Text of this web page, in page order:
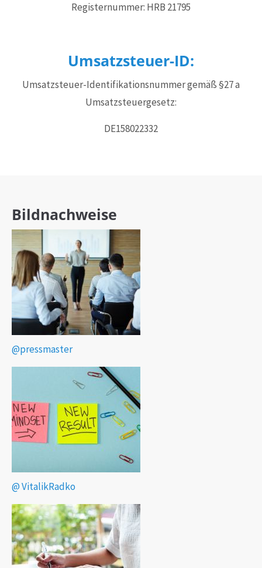
Registernummer: HRB 21795
Umsatzsteuer-ID:
Umsatzsteuer-Identifikationsnummer gemäß §27 a
Umsatzsteuergesetz:
DE158022332
Bildnachweise
@pressmaster
@ VitalikRadko